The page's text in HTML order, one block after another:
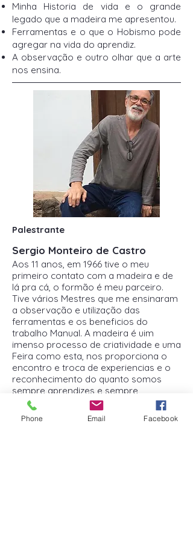
Minha Historia de vida e o grande
legado que a madeira me apresentou.
Ferramentas e o que o Hobismo pode
agregar na vida do aprendiz.
A observação e outro olhar que a arte
nos ensina.
Palestrante
Sergio Monteiro de Castro
Aos 11 anos, em 1966 tive o meu
primeiro contato com a madeira e de
lá pra cá, o formão é meu parceiro.
Tive vários Mestres que me ensinaram
a observação e utilização das
ferramentas e os beneficios do
trabalho Manual. A madeira é uim
imenso processo de criatividade e uma
Feira como esta, nos proporciona o
encontro e troca de experiencias e o
reconhecimento do quanto somos
sempre aprendizes e sempre
podemos aprender mais.
Phone Email Facebook